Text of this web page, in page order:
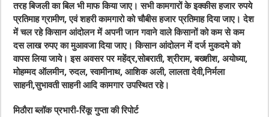
तरह बिजली का बिल भी माफ किया जाए। सभी कामगारों के इक्कीस हजार रुपये
प्रतिमाह ग्रामीण, एवं शहरी कामगारो को चौबीस हजार प्रतिमाह दिया जाए। देश
में चल रहे किसान आंदोलन में अपनी जान गवाने वाले किसानों को कम से कम
दस लाख रुपए का मुआवजा दिया जाए। किसान आंदोलन में दर्ज मुकदमे को
वापस लिया जाये। इस अवसर पर महेंद्र,सोबराती, श्रीराम, बख्शीश, अयोध्या,
मोहम्मद ऑलमीन, रुदल, स्वामीनाथ, आशिक अली, लालता देवी,निर्मला
साहनी,सुभावती साहनी आदि कामगार उपस्थित रहे।
मिठौरा ब्लॉक प्रभारी-रिंकू गुप्ता की रिपोर्ट